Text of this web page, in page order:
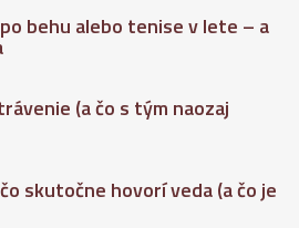
behu alebo tenise v lete – a
(a čo s tým naozaj
skutočne hovorí veda (a čo je